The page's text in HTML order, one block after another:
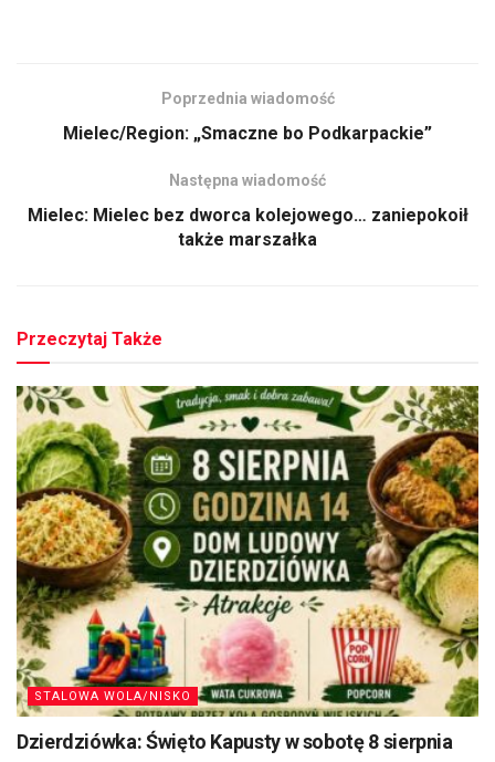
Poprzednia wiadomość
Mielec/Region: „Smaczne bo Podkarpackie”
Następna wiadomość
Mielec: Mielec bez dworca kolejowego… zaniepokoił
także marszałka
Przeczytaj Także
STALOWA WOLA/NISKO
Dzierdziówka: Święto Kapusty w sobotę 8 sierpnia